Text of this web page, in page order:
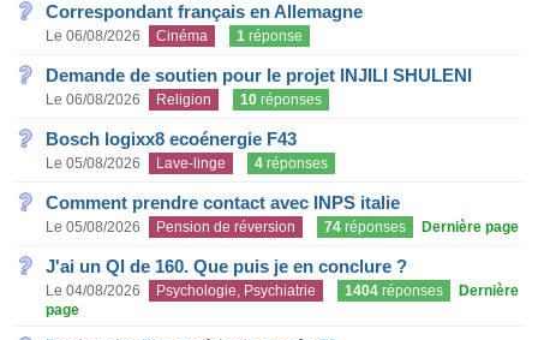
Correspondant français en Allemagne
Le 06/08/2026 Cinéma 1 réponse
Demande de soutien pour le projet INJILI SHULENI
Le 06/08/2026 Religion 10 réponses
Bosch logixx8 ecoénergie F43
Le 05/08/2026 Lave-linge 4 réponses
Comment prendre contact avec INPS italie
Le 05/08/2026 Pension de réversion 74 réponses Dernière page
J'ai un QI de 160. Que puis je en conclure ?
Le 04/08/2026 Psychologie, Psychiatrie 1404 réponses
Dernière
page